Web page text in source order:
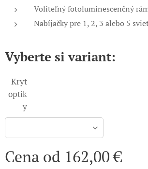
Voliteľný fotoluminescenčný
Nabíjačky pre 1, 2, 3 alebo 5
Vyberte si variant:
Kryt
optik
y
Cena od 162,00€